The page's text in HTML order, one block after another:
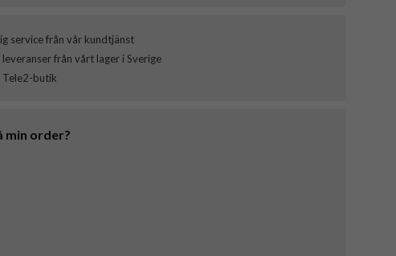
service från vår kundtjänst
leveranser från vårt lager i Sverige
Tele2-butik
min order?